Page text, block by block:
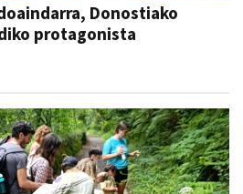
Donostiako
protagonista